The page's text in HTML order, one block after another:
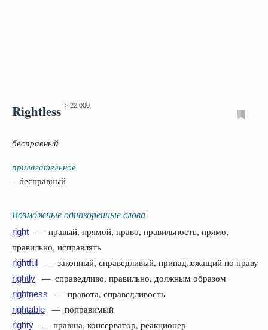
Rightless > 22 000
бесправный
прилагательное
- бесправный
Возможные однокоренные слова
right
— правый, прямой, право, правильность, прямо,
правильно, исправлять
rightful — законный, справедливый, принадлежащий по праву
rightly — справедливо, правильно, должным образом
rightness — правота, справедливость
rightable — поправимый
righty — правша, консерватор, реакционер